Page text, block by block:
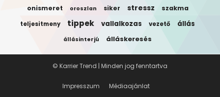
onismeret oroszlan siker stressz szakma
teljesitmeny tippek vallalkozas vezető állás
állásinterjú álláskeresés
Impresszum Médiaajánlat
© Karrier Trend | Minden jog fenntartva